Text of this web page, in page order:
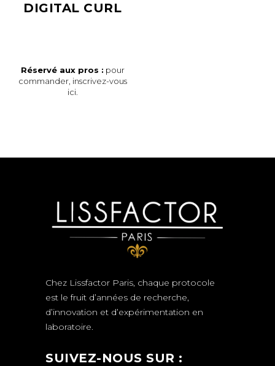
DIGITAL CURL
Réservé aux pros : pour
commander, inscrivez-vous
ici.
Chez Lissfactor Paris, chaque protocole
est le fruit d’années de recherche,
d’innovation et d’expérimentation en
laboratoire.
SUIVEZ-NOUS SUR :